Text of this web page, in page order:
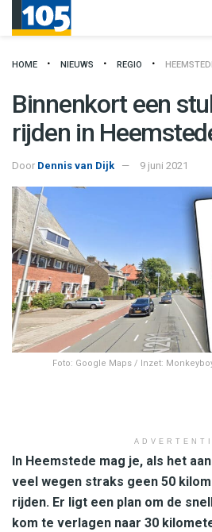
HOME NIEUWS REGIO
Binnenkort een
rijden in
Door Dennis van Dijk 9 juni 2021
Foto: Google Maps / Inzet:
In Heemstede mag je, als het
veel wegen straks geen 50
rijden. Er ligt een plan om de
kom te verlagen naar 30